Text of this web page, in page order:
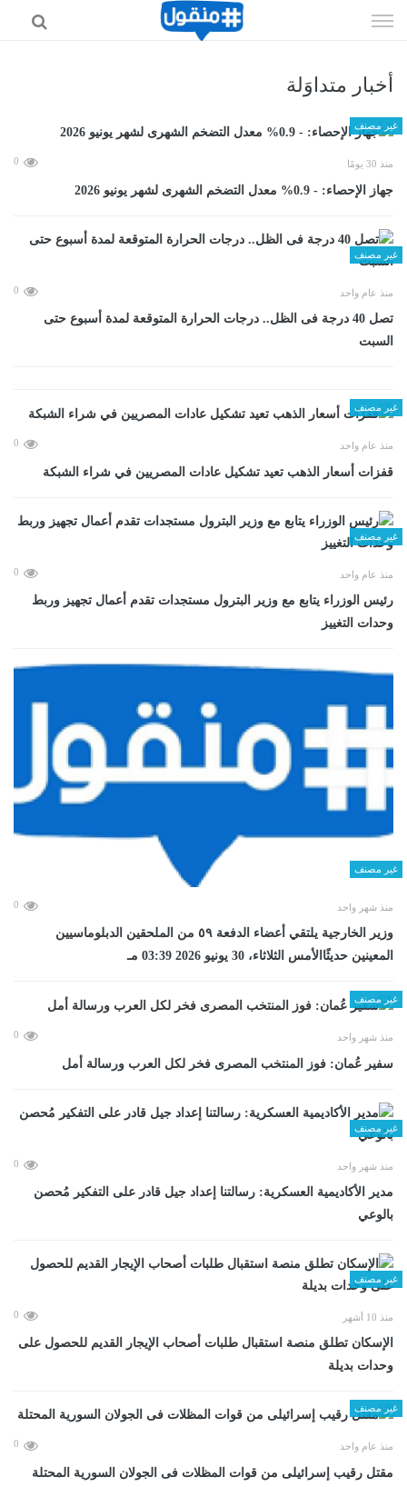
الى
أخبار متداوَلة
غير مصنف
منذ 30 يومًا 0
جهاز الإحصاء: - 0.9% معدل التضخم الشهرى لشهر يونيو 2026
غير مصنف
منذ عام واحد 0
تصل 40 درجة فى الظل.. درجات الحرارة المتوقعة لمدة أسبوع حتى
السبت
غير مصنف
منذ عام واحد 0
قفزات أسعار الذهب تعيد تشكيل عادات المصريين في شراء الشبكة
غير مصنف
منذ عام واحد 0
رئيس الوزراء يتابع مع وزير البترول مستجدات تقدم أعمال تجهيز وربط
وحدات التغييز
غير مصنف
منذ شهر واحد 0
وزير الخارجية يلتقي أعضاء الدفعة ٥٩ من الملحقين الدبلوماسيين
المعينين حديثًاالأمس الثلاثاء، 30 يونيو 2026 03:39 مـ
غير مصنف
منذ شهر واحد 0
سفير عُمان: فوز المنتخب المصرى فخر لكل العرب ورسالة أمل
غير مصنف
منذ شهر واحد 0
مدير الأكاديمية العسكرية: رسالتنا إعداد جيل قادر على التفكير مُحصن
بالوعي
غير مصنف
منذ 10 أشهر 0
الإسكان تطلق منصة استقبال طلبات أصحاب الإيجار القديم للحصول على
وحدات بديلة
غير مصنف
منذ عام واحد 0
مقتل رقيب إسرائيلى من قوات المظلات فى الجولان السورية المحتلة